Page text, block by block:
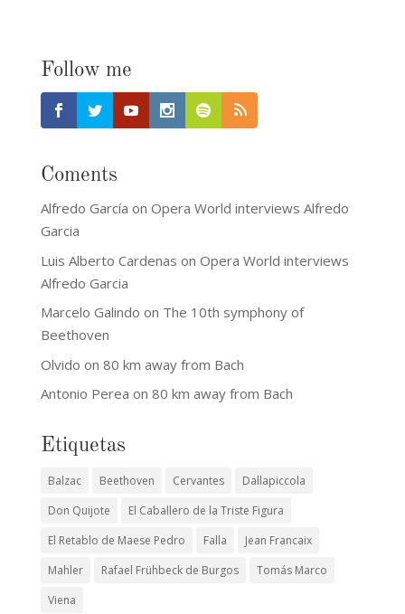
Follow me
Coments
Alfredo García on Opera World interviews Alfredo
Garcia
Luis Alberto Cardenas on Opera World interviews
Alfredo Garcia
Marcelo Galindo on The 10th symphony of
Beethoven
Olvido on 80 km away from Bach
Antonio Perea on 80 km away from Bach
Etiquetas
Balzac Beethoven Cervantes
Dallapiccola
Don Quijote
El Caballero de la Triste Figura
El Retablo de Maese Pedro
Falla
Jean Francaix
Mahler
Rafael Frühbeck de Burgos
Tomás Marco
Viena